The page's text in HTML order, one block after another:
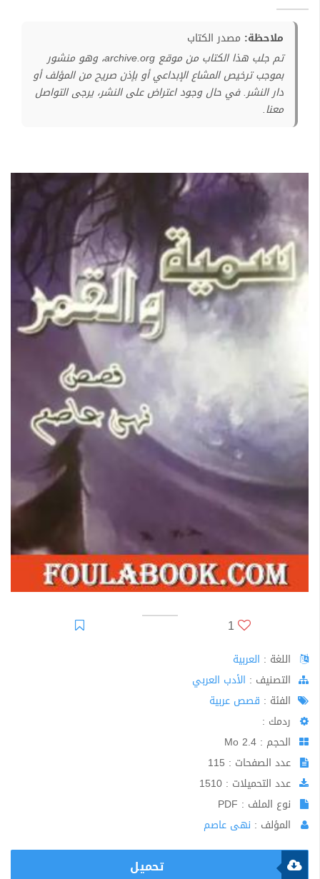
ملاحظة: مصدر الكتاب
تم جلب هذا الكتاب من موقع archive.org، وهو منشور
بموجب ترخيص المشاع الإبداعي أو بإذن صريح من المؤلف أو
دار النشر. في حال وجود اعتراض على النشر، يرجى التواصل
معنا.
1
اللغة : العربية
اﻟﺘﺼﻨﻴﻒ : الأدب العربي
الفئة : قصص عربية
ردمك :
الحجم : 2.4 Mo
عدد الصفحات : 115
عدد التحميلات : 1510
نوع الملف : PDF
المؤلف : نهى عاصم
تحميل